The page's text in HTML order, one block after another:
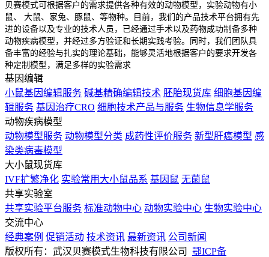
贝赛模式可根据客户的需求提供各种有效的动物模型，实验动物有小
鼠、 大鼠、家兔、豚鼠、等物种。目前，我们的产品技术平台拥有先
进的设备以及专业的技术人员，已经通过手术以及药物成功制备多种
动物疾病模型，并经过多方验证和长期实践考验。同时，我们团队具
备丰富的经验与扎实的理论基础，能够灵活地根据客户的要求开发各
种定制模型，满足多样的实验需求
基因编辑
小鼠基因编辑服务 碱基精确编辑技术 胚胎现货库 细胞基因编
辑服务 基因治疗CRO 细胞技术产品与服务 生物信息学服务
动物疾病模型
动物模型服务 动物模型分类 成药性评价服务 新型肝癌模型 感
染类病毒模型
大小鼠现货库
IVF扩繁净化 实验常用大小鼠品系 基因鼠 无菌鼠
共享实验室
共享实验平台服务 标准动物中心 动物实验中心 生物实验中心
交流中心
经典案例 促销活动 技术资讯 最新资讯 公司新闻
版权所有：武汉贝赛模式生物科技有限公司 鄂ICP备